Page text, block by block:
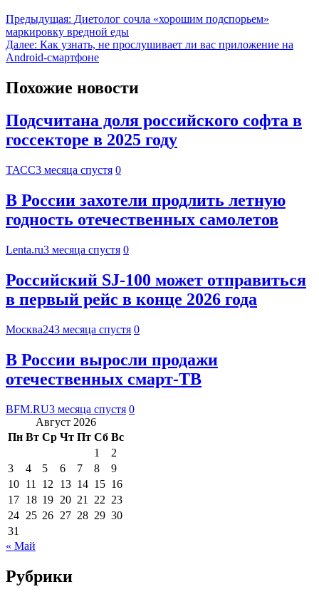
Предыдущая: Диетолог сочла «хорошим подспорьем»
маркировку вредной еды
Далее: Как узнать, не прослушивает ли вас приложение на
Android-смартфоне
Похожие новости
Подсчитана доля российского софта в
госсекторе в 2025 году
ТАСС3 месяца спустя 0
В России захотели продлить летную
годность отечественных самолетов
Lenta.ru3 месяца спустя 0
Российский SJ-100 может отправиться
в первый рейс в конце 2026 года
Москва243 месяца спустя 0
В России выросли продажи
отечественных смарт-ТВ
BFM.RU3 месяца спустя 0
Август 2026
Пн Вт Ср Чт Пт Сб Вс
1
2
3
4 5 6 7 8
9
10 11 12 13 14 15 16
17 18 19 20 21 22 23
24 25 26 27 28 29 30
31
« Май
Рубрики